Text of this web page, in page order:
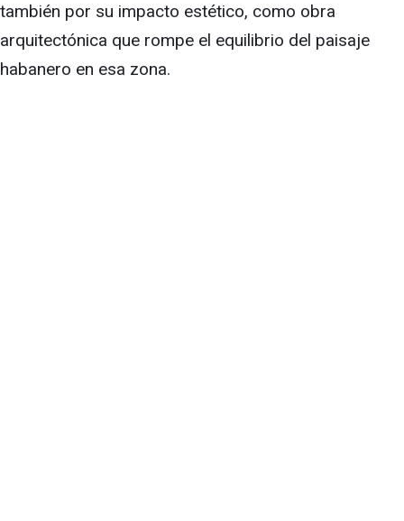
también por su impacto estético, como obra
arquitectónica que rompe el equilibrio del paisaje
habanero en esa zona.